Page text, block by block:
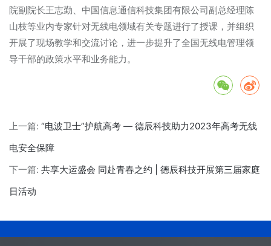
院副院长王志勤、中国信息通信科技集团有限公司副总经理陈
山枝等业内专家针对无线电领域有关专题进行了授课，并组织
开展了现场教学和交流讨论，进一步提升了全国无线电管理领
导干部的政策水平和业务能力。
上一篇: “电波卫士”护航高考 — 德辰科技助力2023年高考无线
电安全保障
下一篇: 共享大运盛会 同赴青春之约 | 德辰科技开展第三届家庭
日活动